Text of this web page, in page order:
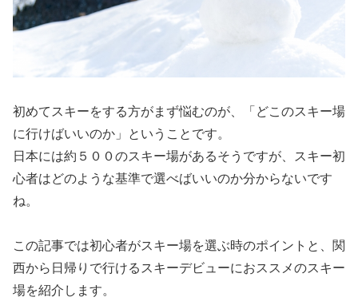
初めてスキーをする方がまず悩むのが、「どこのスキー場
に行けばいいのか」ということです。
日本には約５００のスキー場があるそうですが、スキー初
心者はどのような基準で選べばいいのか分からないです
ね。
この記事では初心者がスキー場を選ぶ時のポイントと、関
西から日帰りで行けるスキーデビューにおススメのスキー
場を紹介します。